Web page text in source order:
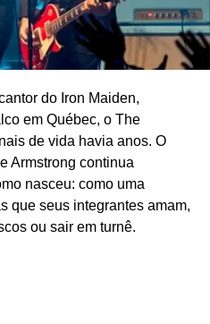
stoner e meio pré-
anos 1970 e 1980, época em
Manual do Escoteiro-Mirime
de ciência estimulavam
a fazerem coisas por
seja construindo
seja fazendo
o que tinham à mão, ou até
triviais. Olha aí.
do Iron Maiden,
em Québec, o The
de vida havia anos. O
Armstrong continua
nasceu: como uma
que seus integrantes amam,
ou sair em turnê.